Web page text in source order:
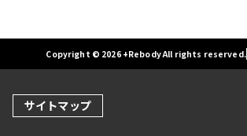
Copyright © 2026 +Rebody All rights reserved.
サイトマップ